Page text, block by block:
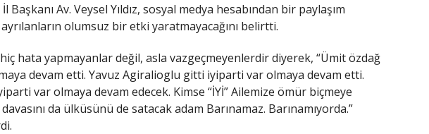
Başkanı Av. Veysel Yıldız, sosyal medya hesabından bir paylaşım
olumsuz bir etki yaratmayacağını belirtti.
hiç hata yapmayanlar değil, asla vazgeçmeyenlerdir diyerek, “Ümit özdağ
devam etti. Yavuz Agiralioglu gitti iyiparti var olmaya devam etti.
var olmaya devam edecek. Kimse “İYİ” Ailemize ömür biçmeye
da ülküsünü de satacak adam Barınamaz. Barınamıyorda.”